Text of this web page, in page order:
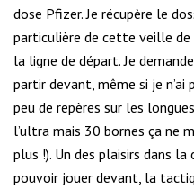
dose Pfizer. Je récupère le
particulière de cette veille de
la ligne de départ. Je
partir devant, même si je
peu de repères sur les
l’ultra mais 30 bornes ça ne
plus !). Un des plaisirs dans la
pouvoir jouer devant, la